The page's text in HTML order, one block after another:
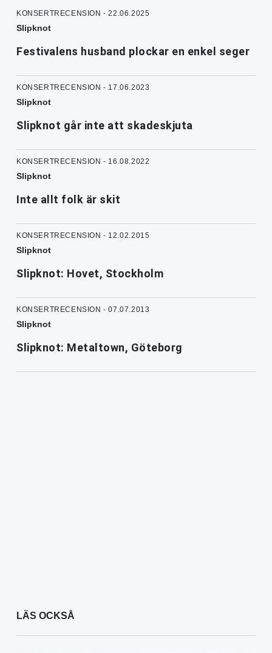
KONSERTRECENSION - 22.06.2025
Slipknot
Festivalens husband plockar en enkel seger
KONSERTRECENSION - 17.06.2023
Slipknot
Slipknot går inte att skadeskjuta
KONSERTRECENSION - 16.08.2022
Slipknot
Inte allt folk är skit
KONSERTRECENSION - 12.02.2015
Slipknot
Slipknot: Hovet, Stockholm
KONSERTRECENSION - 07.07.2013
Slipknot
Slipknot: Metaltown, Göteborg
LÄS OCKSÅ